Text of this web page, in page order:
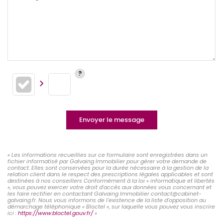
Envoyer le message
« Les informations recueillies sur ce formulaire sont enregistrées dans un
fichier informatisé par Galvaing Immobilier pour gérer votre demande de
contact. Elles sont conservées pour la durée nécessaire à la gestion de la
relation client dans le respect des prescriptions légales applicables et sont
destinées à nos conseillers Conformément à la loi « informatique et libertés
», vous pouvez exercer votre droit d'accès aux données vous concernant et
les faire rectifier en contactant Galvaing Immobilier contact@cabinet-
galvaing.fr. Nous vous informons de l'existence de la liste d'opposition au
démarchage téléphonique « Bloctel », sur laquelle vous pouvez vous inscrire
ici : https://www.bloctel.gouv.fr/»